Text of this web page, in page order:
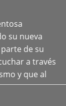
su nueva
de su
a través
y que al